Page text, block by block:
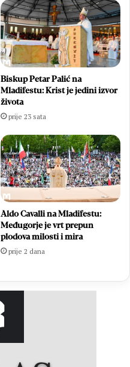
Biskup Petar Palić na
Mladifestu: Krist je jedini izvor
života
prije 23 sata
Aldo Cavalli na Mladifestu:
Međugorje je vrt prepun
plodova milosti i mira
prije 2 dana